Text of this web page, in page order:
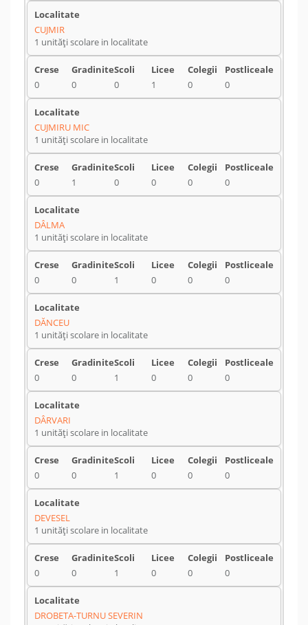
CUJMIR
1 unități scolare in localitate
0 0 0 1 0 0
CUJMIRU MIC
1 unități scolare in localitate
0 1 0 0 0 0
DÂLMA
1 unități scolare in localitate
0 0 1 0 0 0
DĂNCEU
1 unități scolare in localitate
0 0 1 0 0 0
DÂRVARI
1 unități scolare in localitate
0 0 1 0 0 0
DEVESEL
1 unități scolare in localitate
0 0 1 0 0 0
DROBETA-TURNU SEVERIN